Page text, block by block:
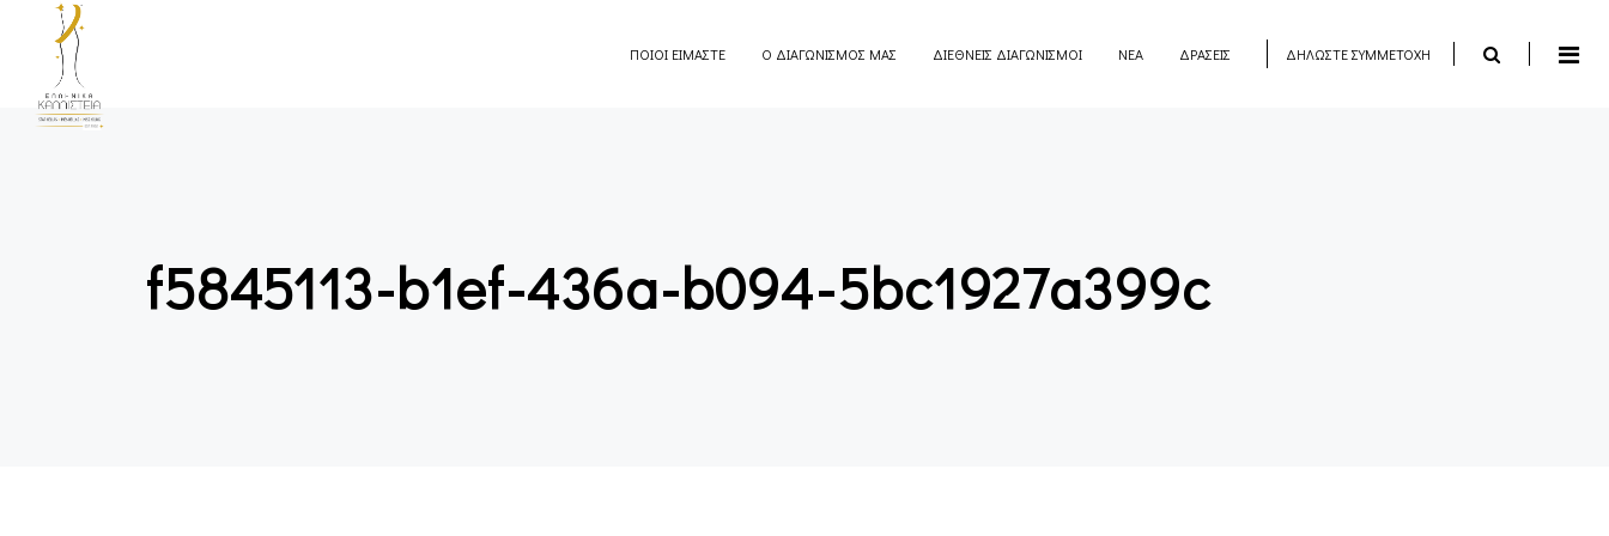
ΠΟΙΟΙ ΕΙΜΑΣΤΕ Ο ΔΙΑΓΩΝΙΣΜΟΣ ΜΑΣ ΔΙΕΘΝΕΙΣ ΔΙΑΓΩΝΙΣΜΟΙ ΝΕΑ ΔΡΑΣΕΙΣ ΔΗΛΩΣΤΕ ΣΥΜΜΕΤΟΧΗ
f5845113-b1ef-436a-b094-5bc1927a399c